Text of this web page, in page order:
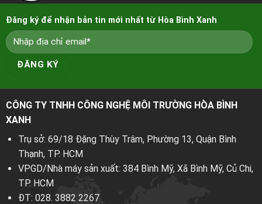
Đăng ký để nhận bản tin mới nhất từ Hòa Bình Xanh
CÔNG TY TNHH CÔNG NGHỆ MÔI TRƯỜNG HÒA BÌNH
XANH
Trụ sở: 69/18 Đặng Thùy Trâm, Phường 13, Quận Bình
Thạnh, TP. HCM
VPGD/Nhà máy sản xuất: 384 Bình Mỹ, Xã Bình Mỹ, Củ Chi,
TP. HCM
ĐT: 028. 3882 2267